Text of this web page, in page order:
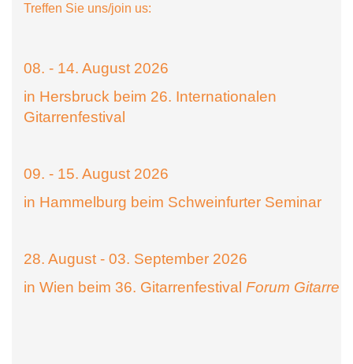
Treffen Sie uns/join us:
08. - 14. August 2026
in Hersbruck beim 26. Internationalen
Gitarrenfestival
09. - 15. August 2026
in Hammelburg beim Schweinfurter Seminar
28. August - 03. September 2026
in Wien beim 36. Gitarrenfestival Forum Gitarre